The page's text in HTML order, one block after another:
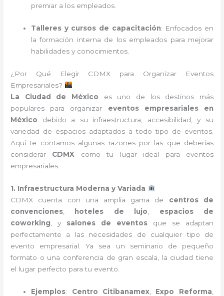
premiar a los empleados.
Talleres y cursos de capacitación: Enfocados en
la formación interna de los empleados para mejorar
habilidades y conocimientos.
¿Por Qué Elegir CDMX para Organizar Eventos
Empresariales?
La Ciudad de México es uno de los destinos más
populares para organizar eventos empresariales en
México debido a su infraestructura, accesibilidad, y su
variedad de espacios adaptados a todo tipo de eventos.
Aquí te contamos algunas razones por las que deberías
considerar CDMX como tu lugar ideal para eventos
empresariales:
1. Infraestructura Moderna y Variada
CDMX cuenta con una amplia gama de centros de
convenciones
hoteles de lujo
espacios de
coworking , y salones de eventos que se adaptan
perfectamente a las necesidades de cualquier tipo de
evento empresarial. Ya sea un seminario de pequeño
formato o una conferencia de gran escala, la ciudad tiene
el lugar perfecto para tu evento.
Ejemplos: Centro Citibanamex Expo Reforma